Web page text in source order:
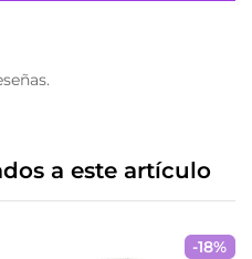
a este artículo
-18%